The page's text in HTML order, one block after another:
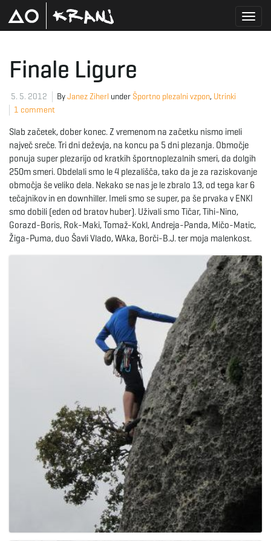
g
l
e
n
a
v
Finale Ligure
5. 5. 2012 ByJanez Ziherl under Športno plezalni vzpon, Utrinki
1 comment
Slab začetek, dober konec. Z vremenom na začetku nismo imeli
največ sreče. Tri dni deževja, na koncu pa 5 dni plezanja. Območje
ponuja super plezarijo od kratkih športnoplezalnih smeri, da dolgih
250m smeri. Obdelali smo le 4 plezališča, tako da je za raziskovanje
območja še veliko dela. Nekako se nas je le zbralo 13, od tega kar 6
tečajnikov in en downhiller. Imeli smo se super, pa še prvaka v ENKI
smo dobili (eden od bratov huber). Uživali smo Tičar, Tihi-Nino,
Gorazd-Boris, Rok-Maki, Tomaž-Kokl, Andreja-Panda, Mičo-Matic,
Žiga-Puma, duo Šavli Vlado, WAka, Borči-B.J. ter moja malenkost.